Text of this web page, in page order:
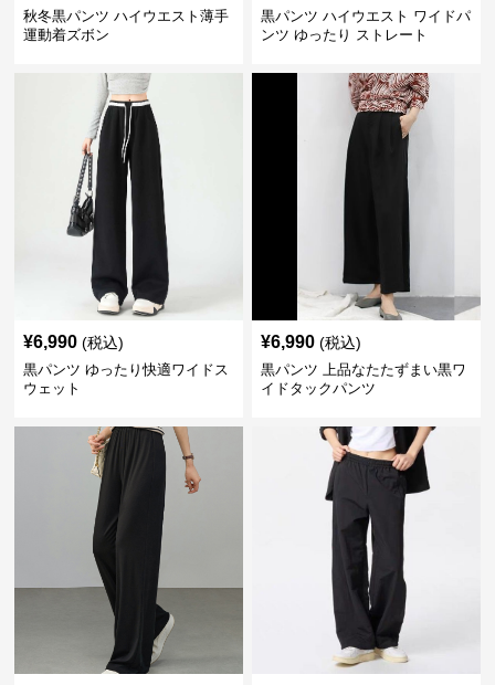
秋冬黒パンツ ハイウエスト薄手
運動着ズボン
黒パンツ ハイウエスト ワイドパ
ンツ ゆったり ストレート
¥6,990 (税込)
黒パンツ ゆったり快適ワイドス
ウェット
¥6,990 (税込)
黒パンツ 上品なたたずまい黒ワ
イドタックパンツ